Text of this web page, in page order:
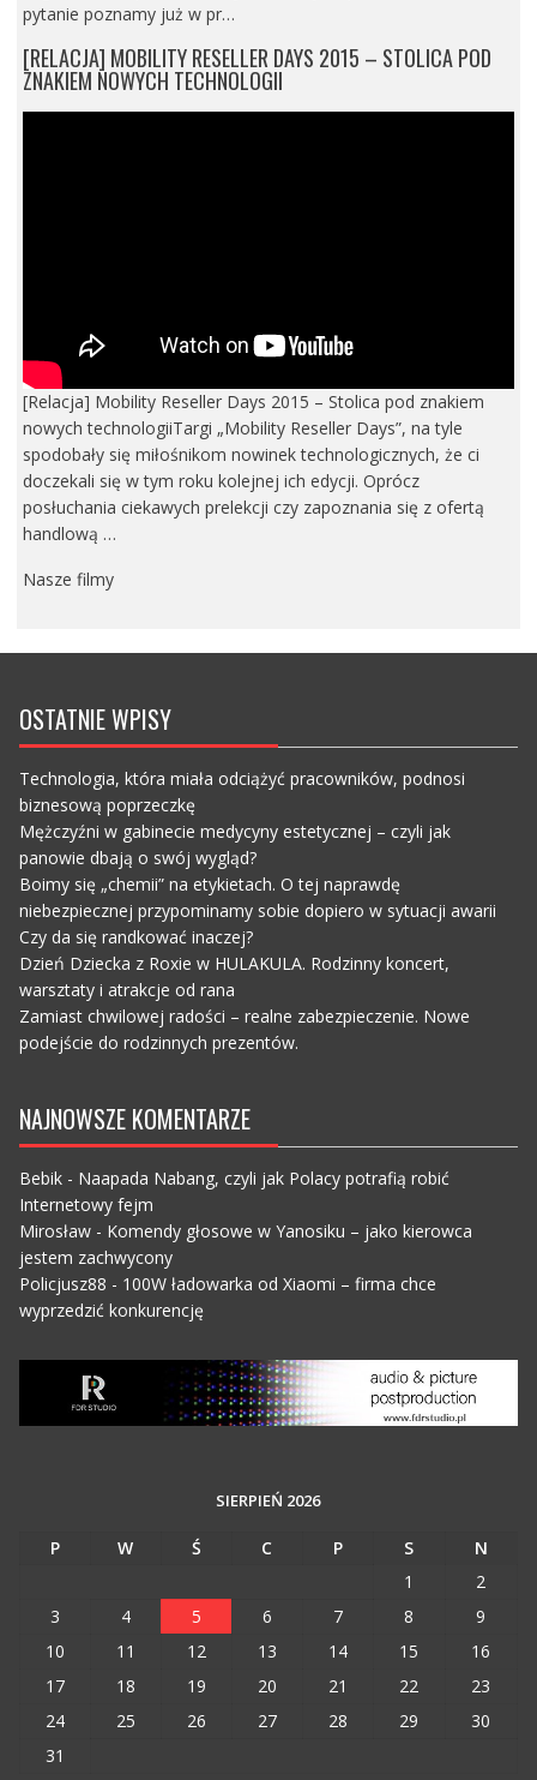
pytanie poznamy już w pr…
[RELACJA] MOBILITY RESELLER DAYS 2015 – STOLICA POD
ZNAKIEM NOWYCH TECHNOLOGII
[Relacja] Mobility Reseller Days 2015 – Stolica pod znakiem
nowych technologiiTargi „Mobility Reseller Days”, na tyle
spodobały się miłośnikom nowinek technologicznych, że ci
doczekali się w tym roku kolejnej ich edycji. Oprócz
posłuchania ciekawych prelekcji czy zapoznania się z ofertą
handlową …
Nasze filmy
OSTATNIE WPISY
Technologia, która miała odciążyć pracowników, podnosi
biznesową poprzeczkę
Mężczyźni w gabinecie medycyny estetycznej – czyli jak
panowie dbają o swój wygląd?
Boimy się „chemii” na etykietach. O tej naprawdę
niebezpiecznej przypominamy sobie dopiero w sytuacji awarii
Czy da się randkować inaczej?
Dzień Dziecka z Roxie w HULAKULA. Rodzinny koncert,
warsztaty i atrakcje od rana
Zamiast chwilowej radości – realne zabezpieczenie. Nowe
podejście do rodzinnych prezentów.
NAJNOWSZE KOMENTARZE
Bebik- Naapada Nabang, czyli jak Polacy potrafią robić
Internetowy fejm
Mirosław- Komendy głosowe w Yanosiku – jako kierowca
jestem zachwycony
Policjusz88 - 100W ładowarka od Xiaomi – firma chce
wyprzedzić konkurencję
SIERPIEŃ 2026
P W Ś C P S
N
1
2
3
4 5 6 7 8
9
10
11 12 13 14 15
16
17
18 19 20 21 22
23
24
25 26 27 28 29
30
31